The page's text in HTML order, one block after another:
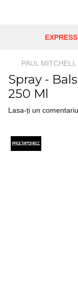
PAUL MITCHELL
Spray -
250 Ml
Lasa-ți un comentariu